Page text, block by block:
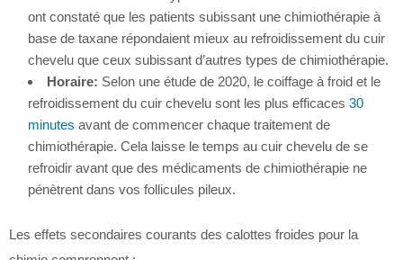
ont constaté que les patients subissant une chimiothérapie à
base de taxane répondaient mieux au refroidissement du cuir
chevelu que ceux subissant d’autres types de chimiothérapie.
Horaire: Selon une étude de 2020, le coiffage à froid et le
refroidissement du cuir chevelu sont les plus efficaces 30
minutes avant de commencer chaque traitement de
chimiothérapie. Cela laisse le temps au cuir chevelu de se
refroidir avant que des médicaments de chimiothérapie ne
pénètrent dans vos follicules pileux.
Les effets secondaires courants des calottes froides pour la